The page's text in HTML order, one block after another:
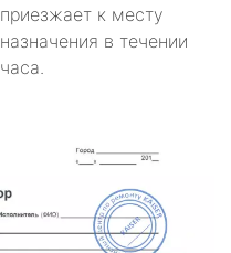
приезжает к месту
назначения в течении
часа.